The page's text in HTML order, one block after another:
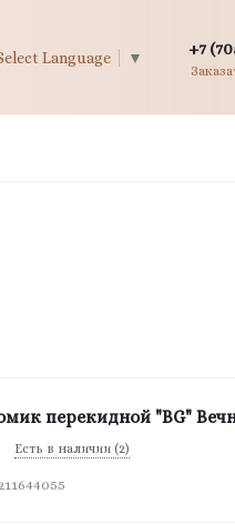
Language ▼
+7
перекидной "BG"
Есть в наличии (2)